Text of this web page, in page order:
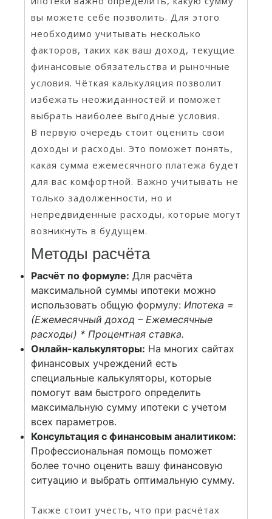
вы можете себе позволить. Для этого
необходимо учитывать несколько
факторов, таких как ваш доход, текущие
финансовые обязательства и рыночные
условия. Чёткая калькуляция позволит
избежать неожиданностей и поможет
выбрать наиболее выгодные условия.
В первую очередь стоит оценить свои
доходы и расходы. Это поможет понять,
какая сумма ежемесячного платежа будет
для вас комфортной. Важно учитывать не
только задолженности, но и
непредвиденные расходы, которые могут
возникнуть в будущем.
Методы расчёта
Расчёт по формуле: Для расчёта
максимальной суммы ипотеки можно
использовать общую формулу: Ипотека =
(Ежемесячный доход – Ежемесячные
расходы) * Процентная ставка.
Онлайн-калькуляторы: На многих сайтах
финансовых учреждений есть
специальные калькуляторы, которые
помогут вам быстрого определить
максимальную сумму ипотеки с учетом
всех параметров.
Консультация с финансовым аналитиком:
Профессиональная помощь поможет
более точно оценить вашу финансовую
ситуацию и выбрать оптимальную сумму.
Также стоит учесть, что при расчётах